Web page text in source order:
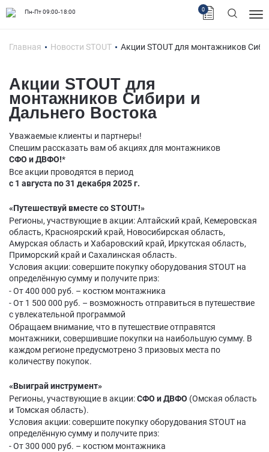
Пн-Пт 09:00-18:00 0
Главная Новости STOUT Акции STOUT для монтажников
Акции STOUT для
монтажников Сибири и
Дальнего Востока
Уважаемые клиенты и партнеры!
Спешим рассказать вам об акциях для монтажников
СФО и ДВФО!*
Все акции проводятся в период
с 1 августа по 31 декабря 2025 г.
«Путешествуй вместе со STOUT!»
Регионы, участвующие в акции: Алтайский край, Кемеровская
область, Красноярский край, Новосибирская область,
Амурская область и Хабаровский край, Иркутская область,
Приморский край и Сахалинская область.
Условия акции: совершите покупку оборудования STOUT на
определённую сумму и получите приз:
- От 400 000 руб. – костюм монтажника
- От 1 500 000 руб. – возможность отправиться в путешествие
с увлекательной программой
Обращаем внимание, что в путешествие отправятся
монтажники, совершившие покупки на наибольшую сумму. В
каждом регионе предусмотрено 3 призовых места по
количеству покупок.
«Выиграй инструмент»
Регионы, участвующие в акции:СФО и ДВФО (Омская область
и Томская область).
Условия акции: совершите покупку оборудования STOUT на
определённую сумму и получите приз:
- От 300 000 руб. – костюм монтажника